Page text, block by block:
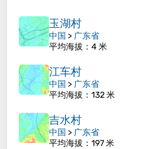
玉湖村
中国 > 广东省
平均海拔 ：4 米
江车村
中国 > 广东省
平均海拔 ：132 米
吉水村
中国 > 广东省
平均海拔 ：197 米